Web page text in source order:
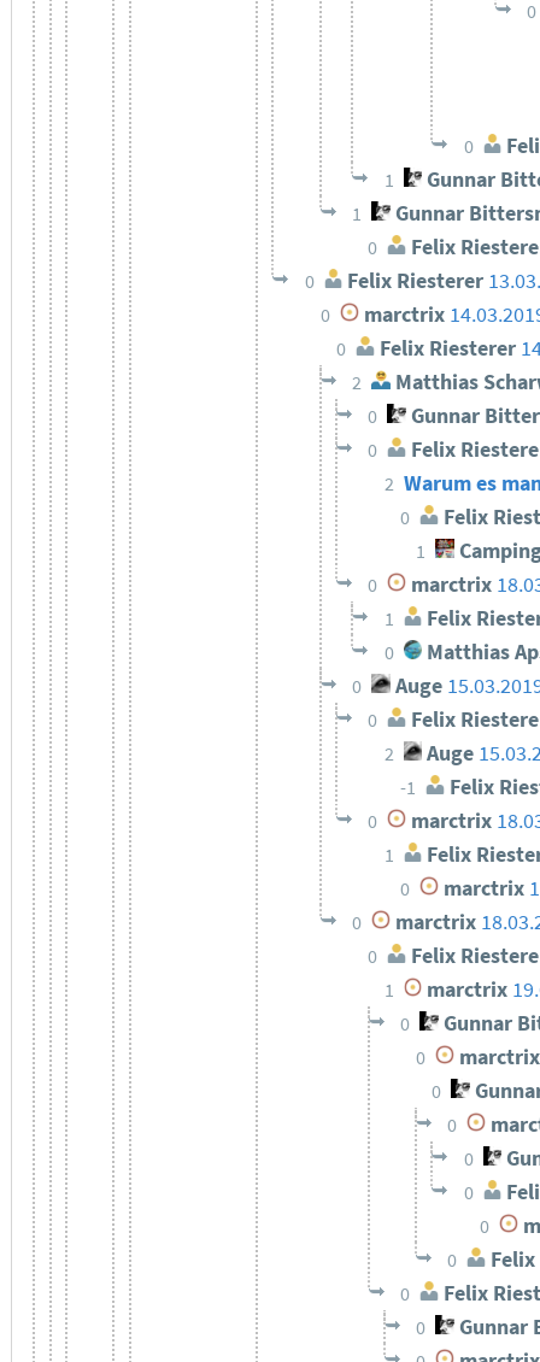
0
0
1 Gunnar
1 Gunnar
0 Felix
0 Felix Riesterer
0 marctrix
0 Felix Riesterer
2 Matthias
0 Gunnar
0 Felix
2 Warum es
0 Felix
1
0 marctrix
1 Felix
0 Matthias
0 Auge
0 Felix
2 Auge
-1 Felix
0 marctrix
1 Felix
0 marctrix
0 marctrix
0 Felix
1 marctrix
0 Gunnar
0 marctrix
0
0
0
0
0
0
0 Felix
0 Gunnar